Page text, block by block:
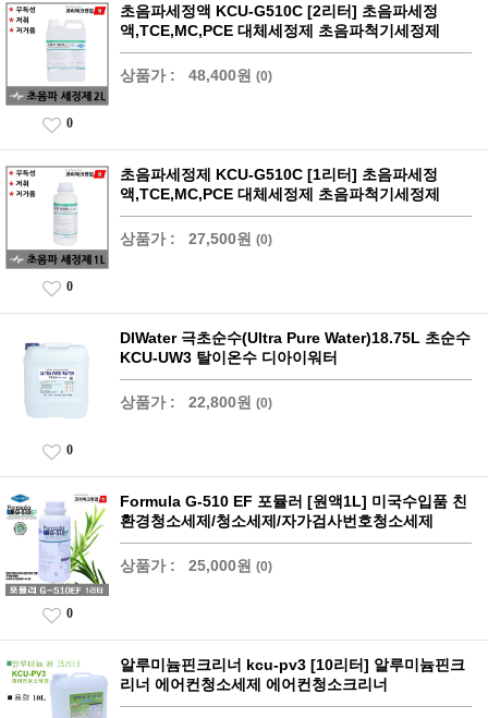
초음파세정액 KCU-G510C [2리터] 초음파세정
액,TCE,MC,PCE 대체세정제 초음파척기세정제
상품가 : 48,400원 (0)
0
초음파세정제 KCU-G510C [1리터] 초음파세정
액,TCE,MC,PCE 대체세정제 초음파척기세정제
상품가 : 27,500원 (0)
0
DIWater 극초순수(Ultra Pure Water)18.75L 초순수
KCU-UW3 탈이온수 디아이워터
상품가 : 22,800원 (0)
0
Formula G-510 EF 포뮬러 [원액1L] 미국수입품 친
환경청소세제/청소세제/자가검사번호청소세제
상품가 : 25,000원 (0)
0
알루미늄핀크리너 kcu-pv3 [10리터] 알루미늄핀크
리너 에어컨청소세제 에어컨청소크리너